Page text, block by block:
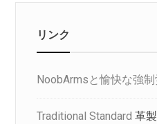
リンク
NoobArmsと愉快な強
Traditional Standard 革